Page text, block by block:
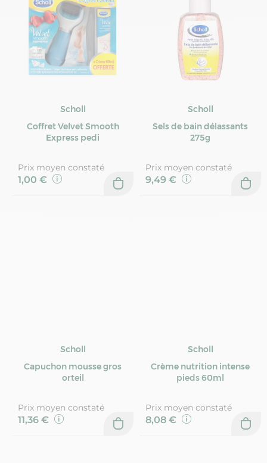
Scholl
Coffret Velvet Smooth
Express pedi
Prix moyen constaté
1,00 €
Scholl
Sels de bain délassants
275g
Prix moyen constaté
9,49 €
Scholl
Capuchon mousse gros
orteil
Prix moyen constaté
11,36 €
Scholl
Crème nutrition intense
pieds 60ml
Prix moyen constaté
8,08 €